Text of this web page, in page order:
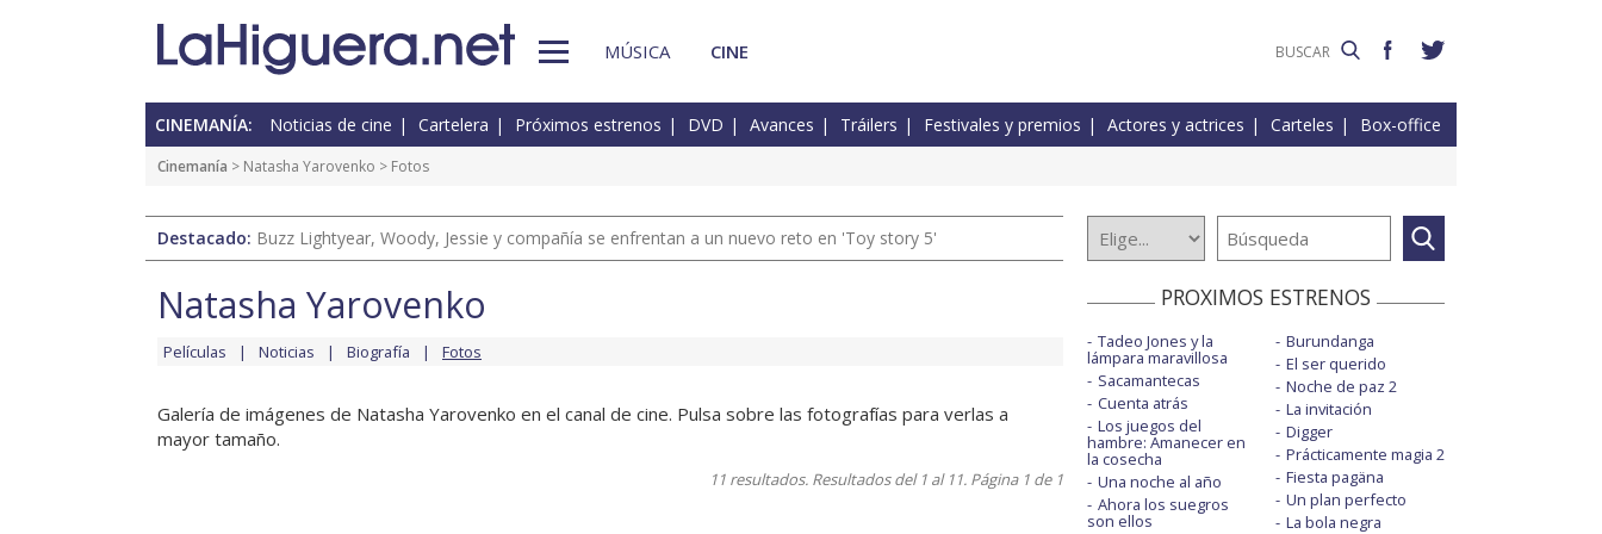
MÚSICA CINE
CINEMANÍA: Noticias de cine Cartelera Próximos estrenos DVD Avances Tráilers Festivales y premios Actores y actrices Carteles Box-office
Cinemanía > Natasha Yarovenko > Fotos
Destacado: Buzz Lightyear, Woody, Jessie y compañía se enfrentan a un nuevo reto en 'Toy story 5'
Natasha Yarovenko
Películas Noticias Biografía Fotos
Galería de imágenes de Natasha Yarovenko en el canal de cine. Pulsa sobre las fotografías para verlas a
mayor tamaño.
11 resultados. Resultados del 1 al 11. Página 1 de 1
PROXIMOS ESTRENOS
Tadeo Jones y la
lámpara maravillosa
Sacamantecas
Cuenta atrás
Los juegos del
hambre: Amanecer en
la cosecha
Una noche al año
Ahora los suegros
son ellos
Burundanga
El ser querido
Noche de paz 2
La invitación
Digger
Prácticamente magia 2
Fiesta pagäna
Un plan perfecto
La bola negra